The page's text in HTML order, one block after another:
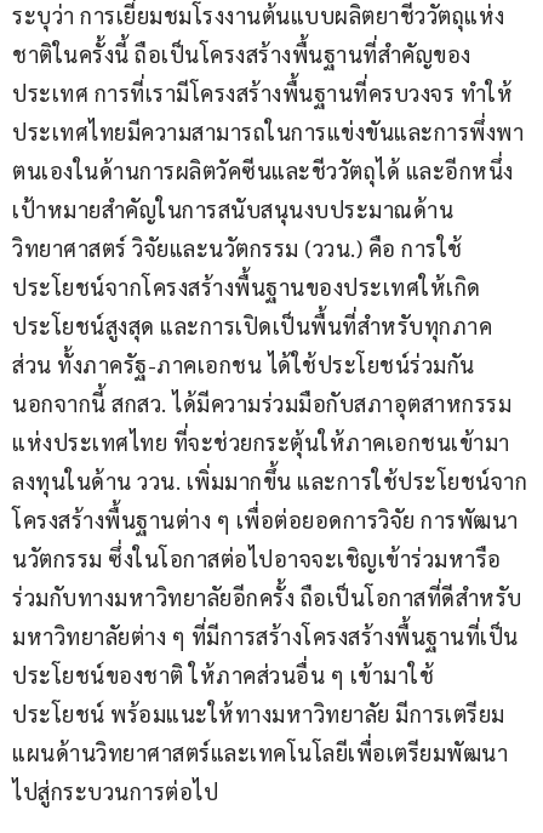
ระบุว่า การเยี่ยมชมโรงงานต้นแบบผลิตยาชีววัตถุแห่ง
ชาติในครั้งนี้ ถือเป็นโครงสร้างพื้นฐานที่สำคัญของ
ประเทศ การที่เรามีโครงสร้างพื้นฐานที่ครบวงจร ทำให้
ประเทศไทยมีความสามารถในการแข่งขันและการพึ่งพา
ตนเองในด้านการผลิตวัคซีนและชีววัตถุได้ และอีกหนึ่ง
เป้าหมายสำคัญในการสนับสนุนงบประมาณด้าน
วิทยาศาสตร์ วิจัยและนวัตกรรม (ววน.) คือ การใช้
ประโยชน์จากโครงสร้างพื้นฐานของประเทศให้เกิด
ประโยชน์สูงสุด และการเปิดเป็นพื้นที่สำหรับทุกภาค
ส่วน ทั้งภาครัฐ-ภาคเอกชน ได้ใช้ประโยชน์ร่วมกัน
นอกจากนี้ สกสว. ได้มีความร่วมมือกับสภาอุตสาหกรรม
แห่งประเทศไทย ที่จะช่วยกระตุ้นให้ภาคเอกชนเข้ามา
ลงทุนในด้าน ววน. เพิ่มมากขึ้น และการใช้ประโยชน์จาก
โครงสร้างพื้นฐานต่าง ๆ เพื่อต่อยอดการวิจัย การพัฒนา
นวัตกรรม ซึ่งในโอกาสต่อไปอาจจะเชิญเข้าร่วมหารือ
ร่วมกับทางมหาวิทยาลัยอีกครั้ง ถือเป็นโอกาสที่ดีสำหรับ
มหาวิทยาลัยต่าง ๆ ที่มีการสร้างโครงสร้างพื้นฐานที่เป็น
ประโยชน์ของชาติ ให้ภาคส่วนอื่น ๆ เข้ามาใช้
ประโยชน์ พร้อมแนะให้ทางมหาวิทยาลัย มีการเตรียม
แผนด้านวิทยาศาสตร์และเทคโนโลยีเพื่อเตรียมพัฒนา
ไปสู่กระบวนการต่อไป